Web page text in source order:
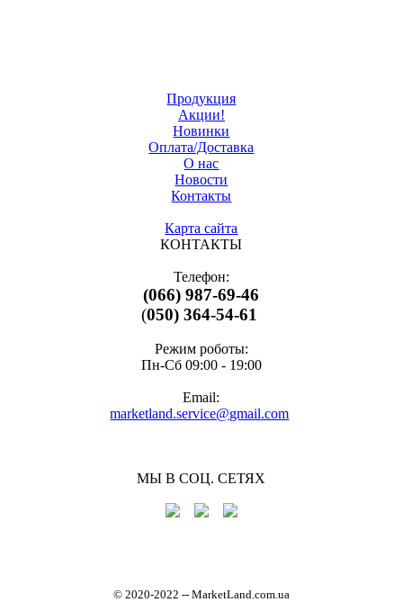
Продукция
Акции!
Новинки
Оплата/Доставка
О нас
Новости
Контакты
Карта сайта
КОНТАКТЫ
Телефон:
(066) 987-69-46
(050) 364-54-61
Режим роботы:
Пн-Cб 09:00 - 19:00
Email:
marketland.service@gmail.com
МЫ В СОЦ. СЕТЯХ
© 2020-2022 -- MarketLand.com.ua